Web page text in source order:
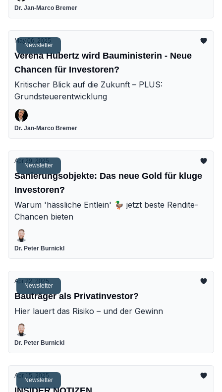
Dr. Jan-Marco Bremer
Newsletter
May 06, 2025
Verena Hubertz wird Bauministerin - Neue
Chancen für Investoren?
Kritischer Blick auf die Zukunft – PLUS:
Grundsteuerentwicklung
Dr. Jan-Marco Bremer
Newsletter
Apr 29, 2025
Sanierungsobjekte: Das neue Gold für kluge
Investoren?
Warum 'hässliche Entlein' 🦆 jetzt beste Rendite-
Chancen bieten
Dr. Peter Burnickl
Newsletter
Apr 22, 2025
Bauträger als Privatinvestor?
Hier lauert das Risiko – und der Gewinn
Dr. Peter Burnickl
Newsletter
Apr 15, 2025